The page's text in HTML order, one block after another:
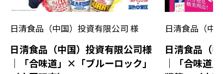
日清食品（中国）投資有限公司 様
日清食品（中国）投資有限公司様
｜「合味道」×「ブルーロック」
日清食品（中
日清食品（
｜「合味道